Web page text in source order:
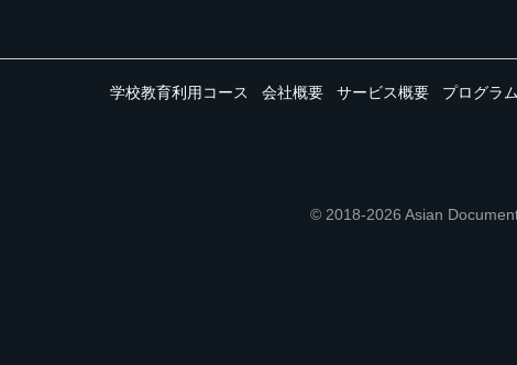
学校教育利用コース 会社概要 サービス概要 プログラ
© 2018-2026 Asian